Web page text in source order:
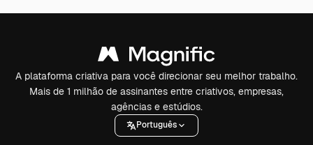
A plataforma criativa para você direcionar seu melhor trabalho.
Mais de 1 milhão de assinantes entre criativos, empresas,
agências e estúdios.
Português